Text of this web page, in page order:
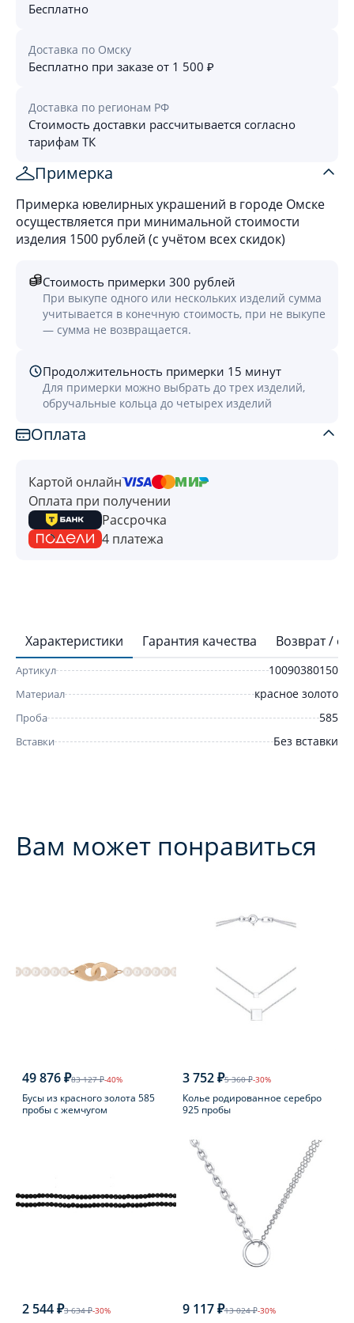
Бесплатно
Доставка по Омску
Бесплатно при заказе от 1 500 ₽
Доставка по регионам РФ
Стоимость доставки рассчитывается согласно
тарифам ТК
Примерка
Примерка ювелирных украшений в городе Омске
осуществляется при минимальной стоимости
изделия 1500 рублей (с учётом всех скидок)
Стоимость примерки 300 рублей
При выкупе одного или нескольких изделий сумма
учитывается в конечную стоимость, при не выкупе
— сумма не возвращается.
Продолжительность примерки 15 минут
Для примерки можно выбрать до трех изделий,
обручальные кольца до четырех изделий
Оплата
Картой онлайн
Оплата при получении
Рассрочка
4 платежа
Характеристики Гарантия качества Возврат /
Артикул 10090380150
Материал красное золото
Проба 585
Вставки Без вставки
Вам может понравиться
49 876 ₽83 127 ₽-40%
Бусы из красного золота 585
пробы с жемчугом
3 752 ₽5 360 ₽-30%
Колье родированное серебро
925 пробы
2 544 ₽3 634 ₽-30% 9 117 ₽13 024 ₽-30%